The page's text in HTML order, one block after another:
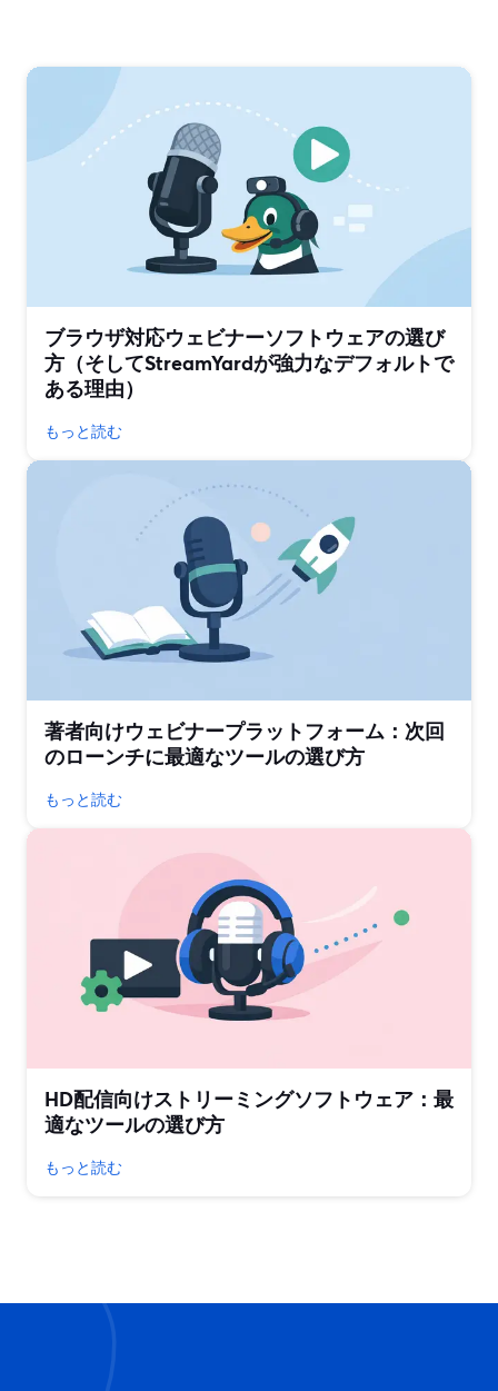
ブラウザ対応ウェビナーソフトウェアの選び
方（そしてStreamYardが強力なデフォルトで
ある理由）
もっと読む
著者向けウェビナープラットフォーム：次回
のローンチに最適なツールの選び方
もっと読む
HD配信向けストリーミングソフトウェア：最
適なツールの選び方
もっと読む